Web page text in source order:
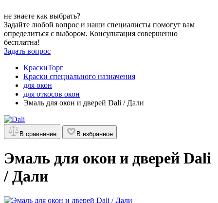
не знаете как выбрать?
Задайте любой вопрос и наши специалисты помогут вам
определиться с выбором. Консультация совершенно
бесплатна!
Задать вопрос
КраскиТорг
Краски специального назначения
для окон
для откосов окон
Эмаль для окон и дверей Dali / Дали
В сравнение В избранное
Эмаль для окон и дверей Dali
/ Дали